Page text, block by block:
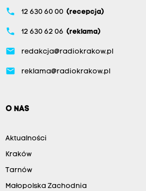
phone 12 630 60 00 (recepcja)
phone 12 630 62 06 (reklama)
email redakcja@radiokrakow.pl
email reklama@radiokrakow.pl
O NAS
Aktualności
Kraków
Tarnów
Małopolska Zachodnia